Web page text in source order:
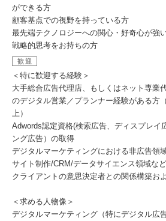
ができる方
顧客基点での視野を持っている方
最先端テクノロジーへの関心・好奇心が強
戦略的思考をお持ちの方
歓迎
＜特に歓迎する経験＞
大手総合広告代理店、もしくはネット専業
のデジタル営業／プランナー経験がある方
上）
Adwords認定資格(検索広告、ディスプレイ
ング広告）の取得
デジタルマーケティングにおける非広告領
サイト制作/CRM/データサイエンス領域など
クライアントの意思決定者との関係構築お
＜求める人物像＞
デジタルマーケティング（特にデジタル広